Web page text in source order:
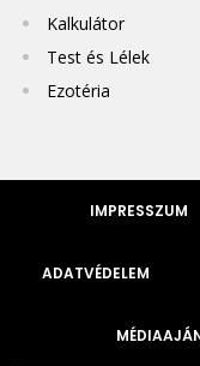
Kalkulátor
Test és Lélek
Ezotéria
IMPRESSZUM
ADATVÉDELEM